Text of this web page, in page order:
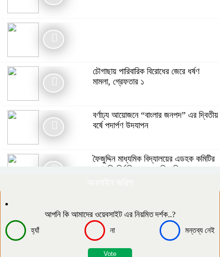
বর্ষে পদার্পণ উদযাপন
ছাত্রের মৃত্যু
চৌগাছায় পারিবারিক বিরোধের জেরে ধর্ষণ
মামলা, গ্রেফতার ১
বর্ণাঢ্য আয়োজনে “বাংলার জনপদ” এর দ্বিতীয়
বর্ষে পদার্পণ উদযাপন
ফৈজুদ্দিন মাধ্যমিক বিদ্যালয়ের এডহক কমিটির
সভাপতি নির্বাচিত হলেন মতিন কিরন
ভালোবাসায় সিক্ত তিন গুণী শিক্ষক।
​১৯ কিলোমিটার কাঁচা রাস্তা, খেসারত ৩০০
আপনি কি আমাদের ওয়েবসাইট এর নিয়মিত দর্শক..?
হ্যাঁ না মন্তব্য নেই